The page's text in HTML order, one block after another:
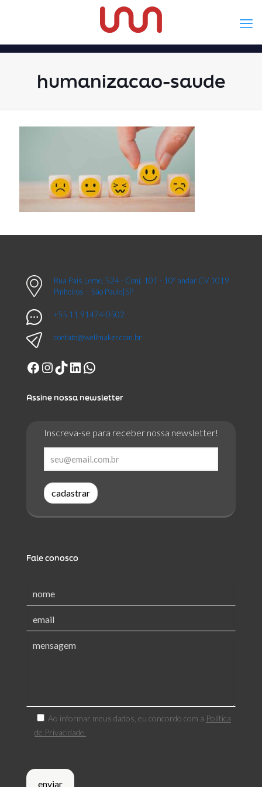
humanizacao-saude
Rua Pais Leme, 524 - Conj. 101 - 10º andar CV 1019
Pinheiros – São Paulo|SP
+55 11 91474-0502
contato@wellmaker.com.br
Facebook
Instagram
TikTok
LinkedIn
WhatsApp
Assine nossa newsletter
Inscreva-se para receber nossa newsletter!
cadastrar
Fale conosco
Ao informar meus dados, eu concordo com a Política
de Privacidade.